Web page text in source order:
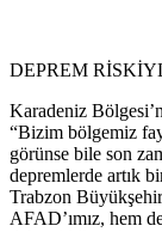
DEPREM
Karadeniz
“Bizim bölgemiz
görünse bile son
depremlerde artık
Trabzon
AFAD’ımız, hem